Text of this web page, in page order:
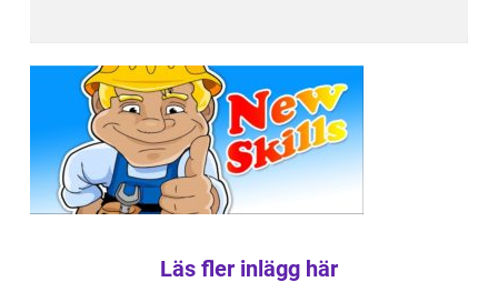
Läs fler inlägg här